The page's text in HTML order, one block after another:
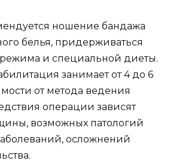
ношение бандажа
белья, придерживаться
и специальной диеты.
занимает от 4 до 6
от метода ведения
операции зависят
возможных патологий
осложнений